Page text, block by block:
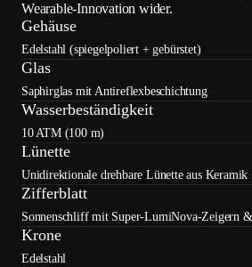
Wearable-Innovation wider.
Gehäuse
Edelstahl (spiegelpoliert + gebürstet)
Glas
Saphirglas mit Antireflexbeschichtung
Wasserbeständigkeit
10 ATM (100 m)
Lünette
Unidirektionale drehbare Lünette aus Keramik
Zifferblatt
Sonnenschliff mit Super-LumiNova-Zeigern
Krone
Edelstahl